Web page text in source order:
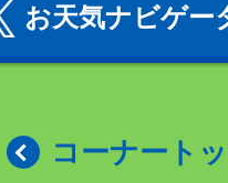
お天気ナビゲー
コーナート